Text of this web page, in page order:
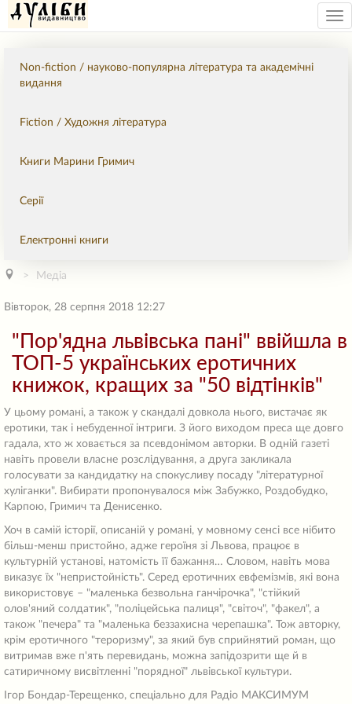
Non-fiction / науково-популярна література та академічні
видання
Fiction / Художня література
Книги Марини Гримич
Серії
Електронні книги
Медіа
Вівторок, 28 серпня 2018 12:27
"Пор'ядна львівська пані" ввійшла в
ТОП-5 українських еротичних
книжок, кращих за "50 відтінків"
У цьому романі, а також у скандалі довкола нього, вистачає як
еротики, так і небуденної інтриги. З його виходом преса ще довго
гадала, хто ж ховається за псевдонімом авторки. В одній газеті
навіть провели власне розслідування, а друга закликала
голосувати за кандидатку на спокусливу посаду "літературної
хуліганки". Вибирати пропонувалося між Забужко, Роздобудко,
Карпою, Гримич та Денисенко.
Хоч в самій історії, описаній у романі, у мовному сенсі все нібито
більш-менш пристойно, адже героїня зі Львова, працює в
культурній установі, натомість її бажання… Словом, навіть мова
виказує їх "непристойність". Серед еротичних евфемізмів, які вона
використовує – "маленька безвольна ганчірочка", "стійкий
олов'яний солдатик", "поліцейська палиця", "світоч", "факел", а
також "печера" та "маленька беззахисна черепашка". Тож авторку,
крім еротичного "тероризму", за який був сприйнятий роман, що
витримав вже п'ять перевидань, можна запідозрити ще й в
сатиричному висвітленні "порядної" львівської культури.
Ігор Бондар-Терещенко, спеціально для Радіо МАКСИМУМ